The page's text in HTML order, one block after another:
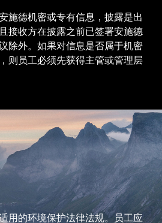
施德机密或专有信息，披露是出
接收方在披露之前已签署安施德
除外。如果对信息是否属于机密
则员工必须先获得主管或管理层
用的环境保护法律法规。员工应